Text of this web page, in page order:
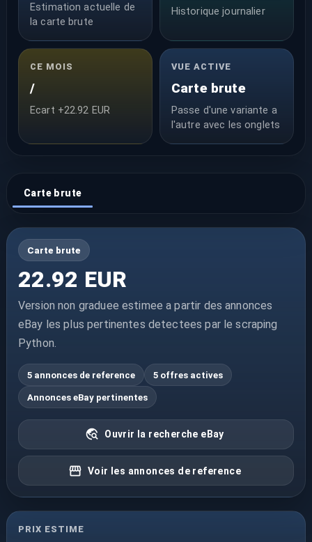
Estimation actuelle de
la carte brute
Historique journalier
CE MOIS
/
Ecart +22.92 EUR
VUE ACTIVE
Carte brute
Passe d'une variante a
l'autre avec les onglets
Carte brute
Carte brute
22.92 EUR
Version non graduee estimee a partir des annonces
eBay les plus pertinentes detectees par le scraping
Python.
5 annonces de reference 5 offres actives
Annonces eBay pertinentes
Ouvrir la recherche eBay
Voir les annonces de reference
PRIX ESTIME